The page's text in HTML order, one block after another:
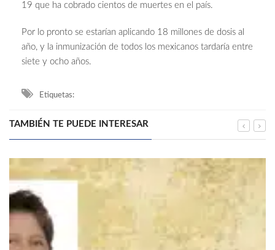
19 que ha cobrado cientos de muertes en el país.
Por lo pronto se estarían aplicando 18 millones de dosis al
año, y la inmunización de todos los mexicanos tardaría entre
siete y ocho años.
Etiquetas:
TAMBIÉN TE PUEDE INTERESAR